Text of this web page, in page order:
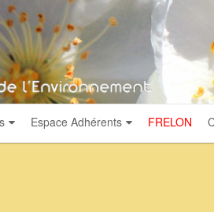
Espace Adhérents FRELON